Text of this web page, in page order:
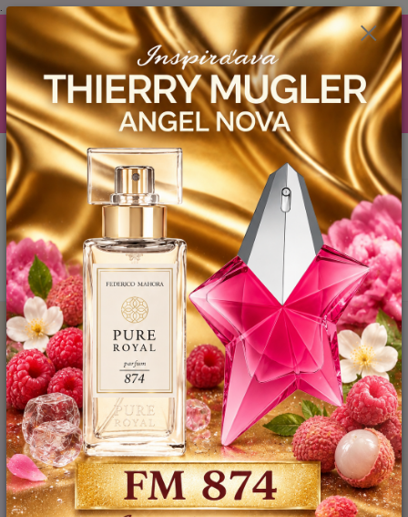
.
AKCIA (zobrazí sa v nákupnom košíku) ! ...... Ku každej objednávočke ❤️
od .. 35 .-eur CENA PRODUKTOV si môžte vybrať .. 15ml YODEYMA
tester ZDARMA ! ❤️ od 80.-eur .. 2 x 15ml, ❤️ od 150.-eur .. 3 x 15ml ❤️
od 200.-eur 4 x 15ml atd. YODEYMA tester ZDARMA .. (TIE VŠAK
TERBA VPÍSAŤ V SEKCII DODACE ÚDAJE) ! Akcia platí do vyčerpania
skladových zásob! ...... TEŠÍME SA NA VÁS a VIDÍME SA V MAILOCH a v
Košiciach :) aj OSOBNE. 👋🤚👋 .. 🌹🌹🌹
Menu
EUR
Hľadať
0944 619 068 0ks
za0 €
Úvod YODEYMA - PÁNSKE PARFEMY 15ml
AGUA FRESCA -
UNISEX / Inšpirovaná CALVIN KLEIN - Ck One .. 15ml
AGUA FRESCA - UNISEX /
Inšpirovaná CALVIN KLEIN - Ck
One .. 15ml